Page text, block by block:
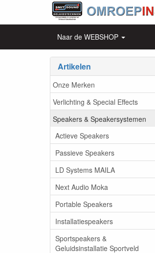
Naar de WEBSHOP
Artikelen
Onze Merken
Verlichting & Special Effects
Speakers & Speakersystemen
Actieve Speakers
Passieve Speakers
LD Systems MAILA
Next Audio Moka
Portable Speakers
Installatiespeakers
Sportspeakers &
Geluidsinstallatie Sportveld